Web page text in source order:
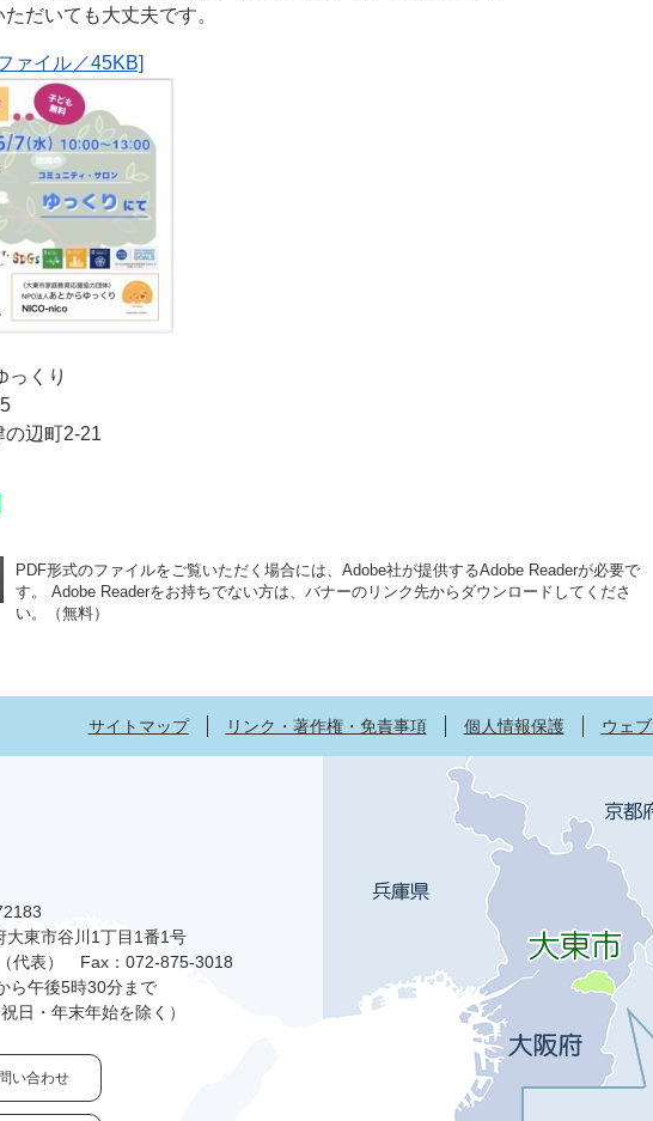
だいても大丈夫です。
ァイル／45KB]
くり
辺町2-21
PDF形式のファイルをご覧いただく場合には、Adobe社が提供するAdobe Readerが必要で
す。
Adobe Readerをお持ちでない方は、バナーのリンク先からダウンロードしてくださ
い。（無料）
サイトマップ リンク・著作権・免責事項 個人情報保護 ウェ
東市谷川1丁目1番1号
代表）
Fax：072-875-3018
ら午後5時30分まで
日・年末年始を除く）
い合わせ